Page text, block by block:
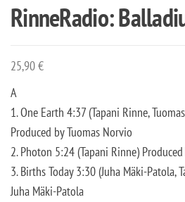
RinneRadio:
25,90€
A
1. One Earth 4:37 (Tapani Rinne,
Produced by Tuomas Norvio
2. Photon 5:24 (Tapani Rinne)
3. Births Today 3:30 (Juha Mäki-Patola,
Juha Mäki-Patola